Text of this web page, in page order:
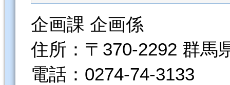
企画課 企画係
住所：〒370-2292 群馬
電話：0274-74-3133